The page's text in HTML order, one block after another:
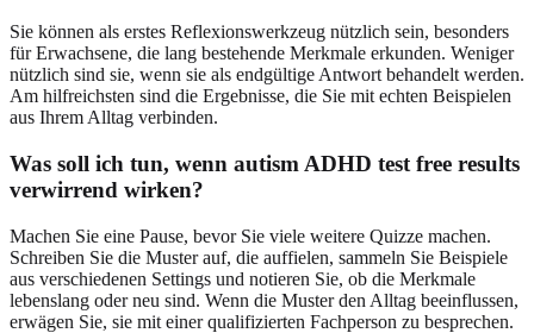
Sie können als erstes Reflexionswerkzeug nützlich sein, besonders
für Erwachsene, die lang bestehende Merkmale erkunden. Weniger
nützlich sind sie, wenn sie als endgültige Antwort behandelt werden.
Am hilfreichsten sind die Ergebnisse, die Sie mit echten Beispielen
aus Ihrem Alltag verbinden.
Was soll ich tun, wenn autism ADHD test free results
verwirrend wirken?
Machen Sie eine Pause, bevor Sie viele weitere Quizze machen.
Schreiben Sie die Muster auf, die auffielen, sammeln Sie Beispiele
aus verschiedenen Settings und notieren Sie, ob die Merkmale
lebenslang oder neu sind. Wenn die Muster den Alltag beeinflussen,
erwägen Sie, sie mit einer qualifizierten Fachperson zu besprechen.